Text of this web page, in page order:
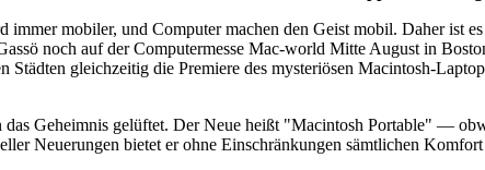
mobiler, und Computer machen den Geist mobil. Daher ist
noch auf der Computermesse Mac-world Mitte August in
gleichzeitig die Premiere des mysteriösen Macintosh-
das Geheimnis gelüftet. Der Neue heißt "Macintosh Portable" —
Neuerungen bietet er ohne Einschränkungen sämtlichen